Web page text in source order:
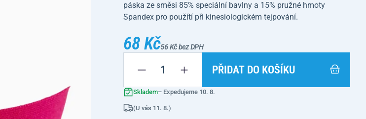
páska ze směsi 85% speciální bavlny a 15% pružné hmoty
Spandex pro použítí při kinesiologickém tejpování.
68 Kč56 Kč bez DPH
PŘIDAT DO KOŠÍKU
Skladem– Expedujeme 10. 8.
(U vás 11. 8.)